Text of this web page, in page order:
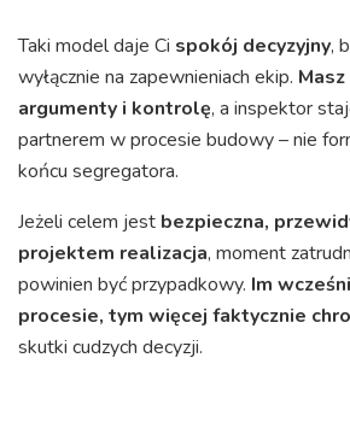
Taki model daje Ci spokój decyzyjny,
wyłącznie na zapewnieniach ekip.
argumenty i kontrolę, a inspektor
partnerem w procesie budowy – nie
końcu segregatora.
Jeżeli celem jest bezpieczna,
projektem realizacja, moment
powinien być przypadkowy. Im
procesie, tym więcej faktycznie
skutki cudzych decyzji.